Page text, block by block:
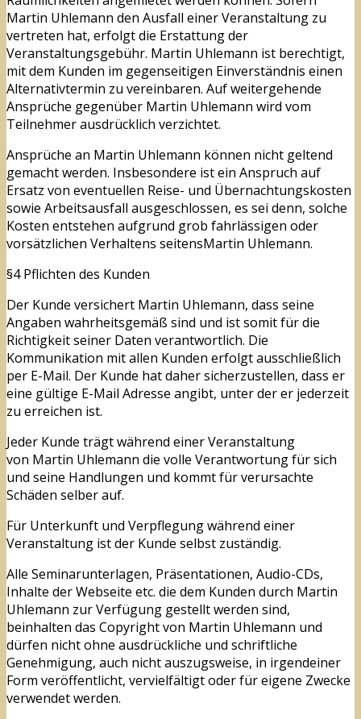
Martin Uhlemann den Ausfall einer Veranstaltung zu
vertreten hat, erfolgt die Erstattung der
Veranstaltungsgebühr. Martin Uhlemann ist berechtigt,
mit dem Kunden im gegenseitigen Einverständnis einen
Alternativtermin zu vereinbaren. Auf weitergehende
Ansprüche gegenüber Martin Uhlemann wird vom
Teilnehmer ausdrücklich verzichtet.
Ansprüche an Martin Uhlemann können nicht geltend
gemacht werden. Insbesondere ist ein Anspruch auf
Ersatz von eventuellen Reise- und Übernachtungskosten
sowie Arbeitsausfall ausgeschlossen, es sei denn, solche
Kosten entstehen aufgrund grob fahrlässigen oder
vorsätzlichen Verhaltens seitensMartin Uhlemann.
§4 Pflichten des Kunden
Der Kunde versichert Martin Uhlemann, dass seine
Angaben wahrheitsgemäß sind und ist somit für die
Richtigkeit seiner Daten verantwortlich. Die
Kommunikation mit allen Kunden erfolgt ausschließlich
per E-Mail. Der Kunde hat daher sicherzustellen, dass er
eine gültige E-Mail Adresse angibt, unter der er jederzeit
zu erreichen ist.
Jeder Kunde trägt während einer Veranstaltung
von Martin Uhlemann die volle Verantwortung für sich
und seine Handlungen und kommt für verursachte
Schäden selber auf.
Für Unterkunft und Verpflegung während einer
Veranstaltung ist der Kunde selbst zuständig.
Alle Seminarunterlagen, Präsentationen, Audio-CDs,
Inhalte der Webseite etc. die dem Kunden durch Martin
Uhlemann zur Verfügung gestellt werden sind,
beinhalten das Copyright von Martin Uhlemann und
dürfen nicht ohne ausdrückliche und schriftliche
Genehmigung, auch nicht auszugsweise, in irgendeiner
Form veröffentlicht, vervielfältigt oder für eigene Zwecke
verwendet werden.